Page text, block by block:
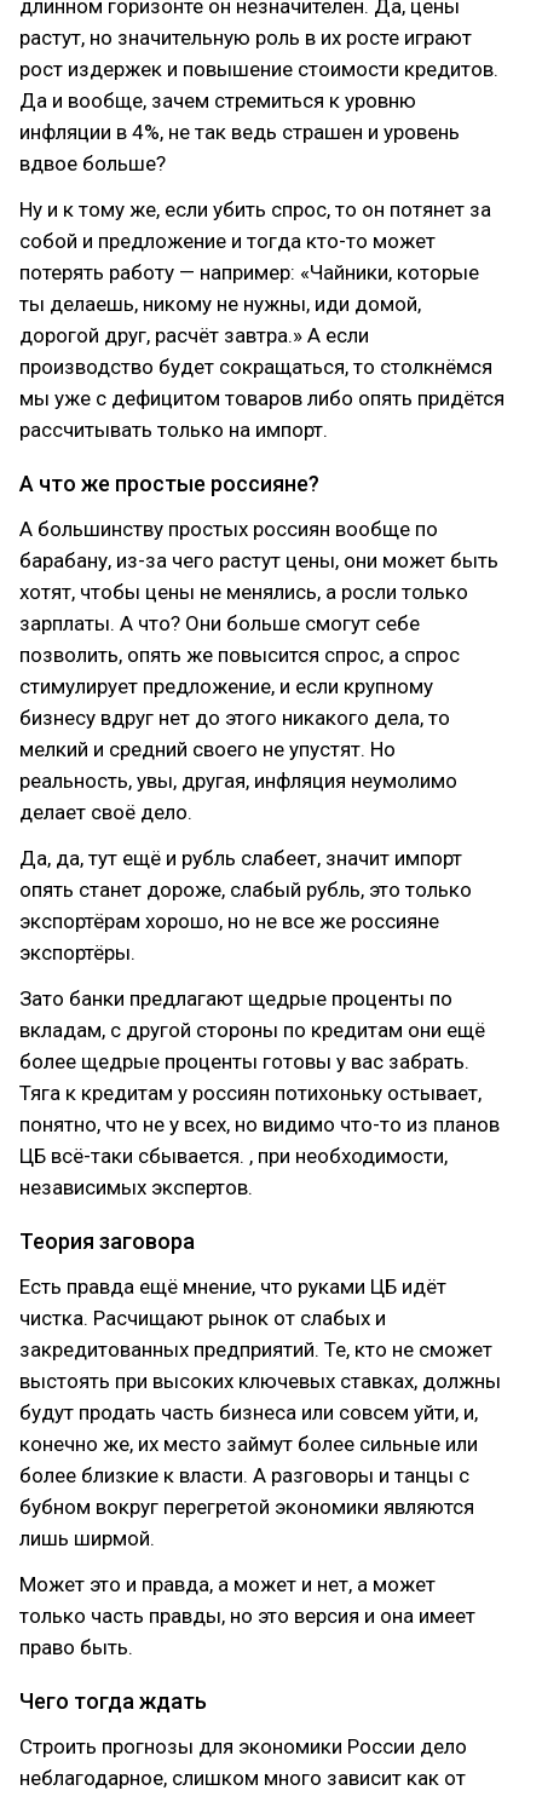
длинном горизонте он незначителен. Да, цены
растут, но значительную роль в их росте играют
рост издержек и повышение стоимости кредитов.
Да и вообще, зачем стремиться к уровню
инфляции в 4%, не так ведь страшен и уровень
вдвое больше?
Ну и к тому же, если убить спрос, то он потянет за
собой и предложение и тогда кто-то может
потерять работу — например: «Чайники, которые
ты делаешь, никому не нужны, иди домой,
дорогой друг, расчёт завтра.» А если
производство будет сокращаться, то столкнёмся
мы уже с дефицитом товаров либо опять придётся
рассчитывать только на импорт.
А что же простые россияне?
А большинству простых россиян вообще по
барабану, из-за чего растут цены, они может быть
хотят, чтобы цены не менялись, а росли только
зарплаты. А что? Они больше смогут себе
позволить, опять же повысится спрос, а спрос
стимулирует предложение, и если крупному
бизнесу вдруг нет до этого никакого дела, то
мелкий и средний своего не упустят. Но
реальность, увы, другая, инфляция неумолимо
делает своё дело.
Да, да, тут ещё и рубль слабеет, значит импорт
опять станет дороже, слабый рубль, это только
экспортёрам хорошо, но не все же россияне
экспортёры.
Зато банки предлагают щедрые проценты по
вкладам, с другой стороны по кредитам они ещё
более щедрые проценты готовы у вас забрать.
Тяга к кредитам у россиян потихоньку остывает,
понятно, что не у всех, но видимо что-то из планов
ЦБ всё-таки сбывается. , при необходимости,
независимых экспертов.
Теория заговора
Есть правда ещё мнение, что руками ЦБ идёт
чистка. Расчищают рынок от слабых и
закредитованных предприятий. Те, кто не сможет
выстоять при высоких ключевых ставках, должны
будут продать часть бизнеса или совсем уйти, и,
конечно же, их место займут более сильные или
более близкие к власти. А разговоры и танцы с
бубном вокруг перегретой экономики являются
лишь ширмой.
Может это и правда, а может и нет, а может
только часть правды, но это версия и она имеет
право быть.
Чего тогда ждать
Строить прогнозы для экономики России дело
неблагодарное, слишком много зависит как от